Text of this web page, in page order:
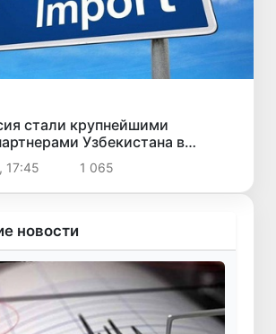
стали крупнейшими
Узбекистана в
2026 года
17:45 1 065
новости